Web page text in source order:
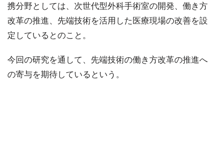
携分野としては、次世代型外科手術室の開発、働き方
改革の推進、先端技術を活用した医療現場の改善を設
定しているとのこと。
今回の研究を通して、先端技術の働き方改革の推進へ
の寄与を期待しているという。